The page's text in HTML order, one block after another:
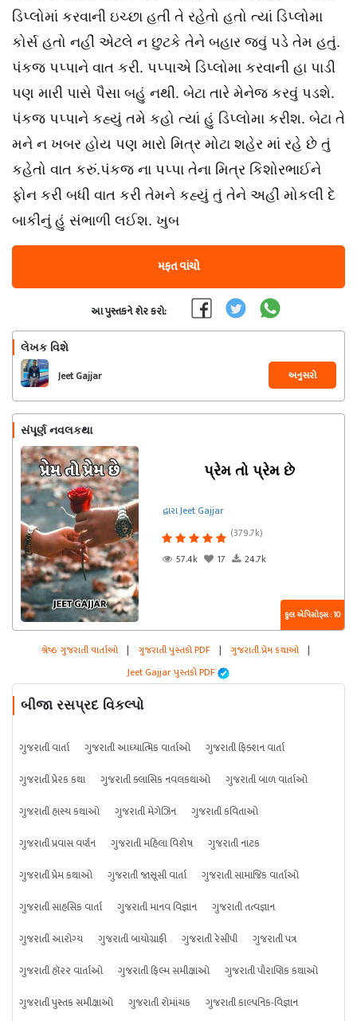
ડિપ્લોમાં કરવાની ઇચ્છા હતી તે રહેતો હતો ત્યાં ડિપ્લોમા
કોર્સ હતો નહીં એટલે ન છુટકે તેને બહાર જવું પડે તેમ હતું.
પંકજ પપ્પાને વાત કરી. પપ્પાએ ડિપ્લોમા કરવાની હા પાડી
પણ મારી પાસે પૈસા બહું નથી. બેટા તારે મેનેજ કરવું પડશે.
પંકજ પપ્પાને કહ્યું તમે કહો ત્યાં હું ડિપ્લોમા કરીશ. બેટા તે
મને ન ખબર હોય પણ મારો મિત્ર મોટા શહેર માં રહે છે તું
કહેતો વાત કરું.પંકજ ના પપ્પા તેના મિત્ર કિશોરભાઈને
ફોન કરી બધી વાત કરી તેમને કહ્યું તું તેને અહીં મોકલી દે
બાકીનું હું સંભાળી લઈશ. ખુબ
મફત વાંચો
આ પુસ્તકને શેર કરો:
લેખક વિશે
Jeet Gajjar અનુસરો
સંપૂર્ણ નવલકથા
પ્રેમ તો પ્રેમ છે
દ્વારા Jeet Gajjar
(379.7k)
57.4k
17 24.7k
કુલ એપિસોડ્સ : 10
શ્રેષ્ઠ ગુજરાતી વાર્તાઓ | ગુજરાતી પુસ્તકો PDF | ગુજરાતી પ્રેમ કથાઓ |
Jeet Gajjar પુસ્તકો PDF
બીજા રસપ્રદ વિકલ્પો
ગુજરાતી વાર્તા ગુજરાતી આધ્યાત્મિક વાર્તાઓ
ગુજરાતી ફિક્શન વાર્તા
ગુજરાતી પ્રેરક કથા
ગુજરાતી ક્લાસિક નવલકથાઓ
ગુજરાતી બાળ વાર્તાઓ
ગુજરાતી હાસ્ય કથાઓ
ગુજરાતી મેગેઝિન
ગુજરાતી કવિતાઓ
ગુજરાતી પ્રવાસ વર્ણન
ગુજરાતી મહિલા વિશેષ
ગુજરાતી નાટક
ગુજરાતી પ્રેમ કથાઓ
ગુજરાતી જાસૂસી વાર્તા
ગુજરાતી સામાજિક વાર્તાઓ
ગુજરાતી સાહસિક વાર્તા
ગુજરાતી માનવ વિજ્ઞાન
ગુજરાતી તત્વજ્ઞાન
ગુજરાતી આરોગ્ય
ગુજરાતી બાયોગ્રાફી ગુજરાતી રેસીપી
ગુજરાતી પત્ર
ગુજરાતી હૉરર વાર્તાઓ
ગુજરાતી ફિલ્મ સમીક્ષાઓ
ગુજરાતી પૌરાણિક કથાઓ
ગુજરાતી પુસ્તક સમીક્ષાઓ
ગુજરાતી રોમાંચક ગુજરાતી કાલ્પનિક-વિજ્ઞાન